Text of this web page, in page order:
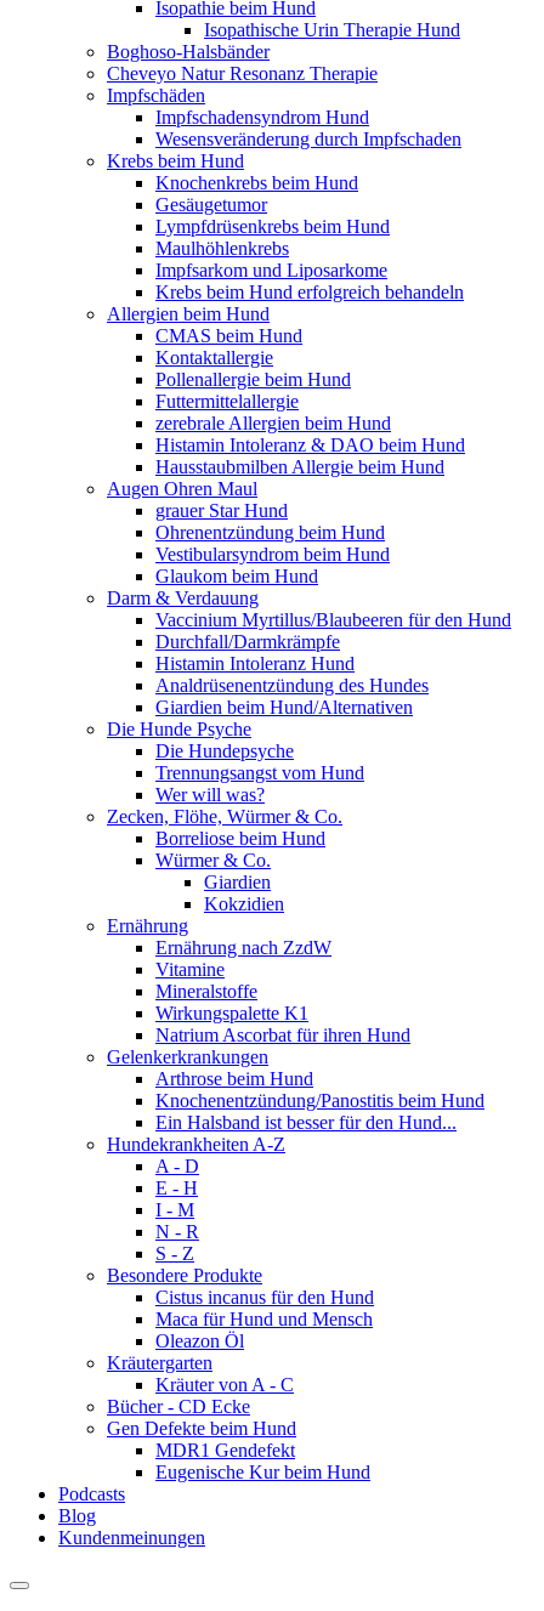
Isopathie beim Hund
Isopathische Urin Therapie Hund
Boghoso-Halsbänder
Cheveyo Natur Resonanz Therapie
Impfschäden
Impfschadensyndrom Hund
Wesensveränderung durch Impfschaden
Krebs beim Hund
Knochenkrebs beim Hund
Gesäugetumor
Lympfdrüsenkrebs beim Hund
Maulhöhlenkrebs
Impfsarkom und Liposarkome
Krebs beim Hund erfolgreich behandeln
Allergien beim Hund
CMAS beim Hund
Kontaktallergie
Pollenallergie beim Hund
Futtermittelallergie
zerebrale Allergien beim Hund
Histamin Intoleranz & DAO beim Hund
Hausstaubmilben Allergie beim Hund
Augen Ohren Maul
grauer Star Hund
Ohrenentzündung beim Hund
Vestibularsyndrom beim Hund
Glaukom beim Hund
Darm & Verdauung
Vaccinium Myrtillus/Blaubeeren für den Hund
Durchfall/Darmkrämpfe
Histamin Intoleranz Hund
Analdrüsenentzündung des Hundes
Giardien beim Hund/Alternativen
Die Hunde Psyche
Die Hundepsyche
Trennungsangst vom Hund
Wer will was?
Zecken, Flöhe, Würmer & Co.
Borreliose beim Hund
Würmer & Co.
Giardien
Kokzidien
Ernährung
Ernährung nach ZzdW
Vitamine
Mineralstoffe
Wirkungspalette K1
Natrium Ascorbat für ihren Hund
Gelenkerkrankungen
Arthrose beim Hund
Knochenentzündung/Panostitis beim Hund
Ein Halsband ist besser für den Hund...
Hundekrankheiten A-Z
A - D
E - H
I - M
N - R
S - Z
Besondere Produkte
Cistus incanus für den Hund
Maca für Hund und Mensch
Oleazon Öl
Kräutergarten
Kräuter von A - C
Bücher - CD Ecke
Gen Defekte beim Hund
MDR1 Gendefekt
Eugenische Kur beim Hund
Podcasts
Blog
Kundenmeinungen